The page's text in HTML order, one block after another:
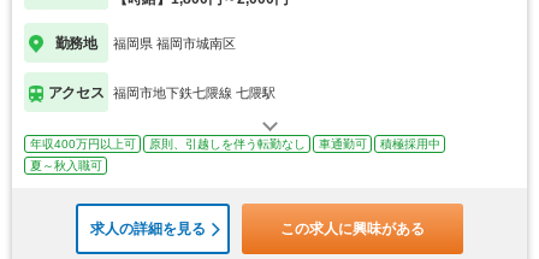
勤務地 福岡県 福岡市城南区
アクセス 福岡市地下鉄七隈線 七隈駅
年収400万円以上可 原則、引越しを伴う転勤なし 車通勤可
積極採用中
夏～秋入職可
求人の詳細を見る この求人に興味がある